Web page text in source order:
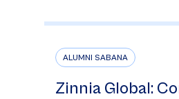
ALUMNI SABANA
Zinnia Global: